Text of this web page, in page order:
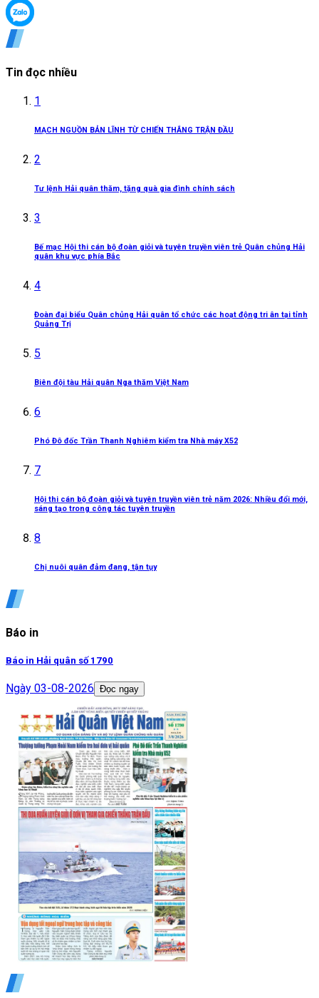
Tin đọc nhiều
1
MẠCH NGUỒN BẢN LĨNH TỪ CHIẾN THẮNG TRẬN ĐẦU
2
Tư lệnh Hải quân thăm, tặng quà gia đình chính sách
3
Bế mạc Hội thi cán bộ đoàn giỏi và tuyên truyền viên trẻ Quân chủng Hải
quân khu vực phía Bắc
4
Đoàn đại biểu Quân chủng Hải quân tổ chức các hoạt động tri ân tại tỉnh
Quảng Trị
5
Biên đội tàu Hải quân Nga thăm Việt Nam
6
Phó Đô đốc Trần Thanh Nghiêm kiểm tra Nhà máy X52
7
Hội thi cán bộ đoàn giỏi và tuyên truyền viên trẻ năm 2026: Nhiều đổi mới,
sáng tạo trong công tác tuyên truyền
8
Chị nuôi quân đảm đang, tận tụy
Báo in
Báo in Hải quân số 1790
Ngày 03-08-2026 Đọc ngay